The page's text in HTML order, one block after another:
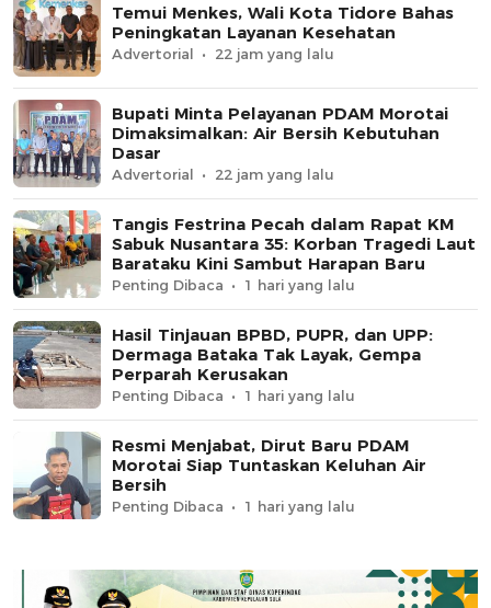
Temui Menkes, Wali Kota Tidore Bahas
Peningkatan Layanan Kesehatan
Advertorial 22 jam yang lalu
Bupati Minta Pelayanan PDAM Morotai
Dimaksimalkan: Air Bersih Kebutuhan
Dasar
Advertorial 22 jam yang lalu
Tangis Festrina Pecah dalam Rapat KM
Sabuk Nusantara 35: Korban Tragedi Laut
Barataku Kini Sambut Harapan Baru
Penting Dibaca 1 hari yang lalu
Hasil Tinjauan BPBD, PUPR, dan UPP:
Dermaga Bataka Tak Layak, Gempa
Perparah Kerusakan
Penting Dibaca 1 hari yang lalu
Resmi Menjabat, Dirut Baru PDAM
Morotai Siap Tuntaskan Keluhan Air
Bersih
Penting Dibaca 1 hari yang lalu